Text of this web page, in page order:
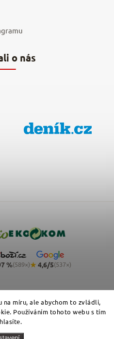
na míru, ale abychom to zvládli,
Používáním tohoto webu s tím
o nás
%(589×)★4,6/5(537×)
- kvalitní německá drogerie,